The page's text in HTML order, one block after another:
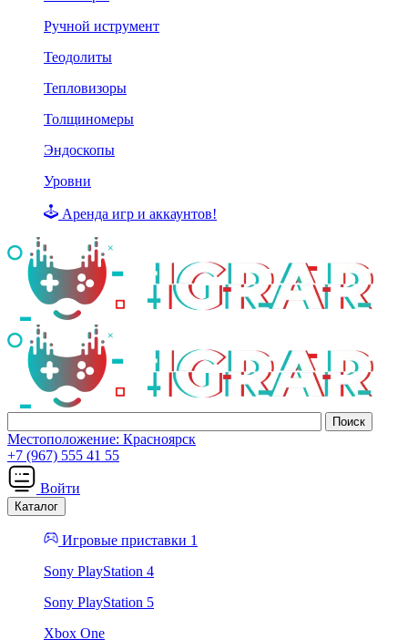
Ручной иструмент
Теодолиты
Тепловизоры
Толщиномеры
Эндоскопы
Уровни
Аренда игр и аккаунтов!
Местоположение: Красноярск
+7 (967) 555 41 55
Войти
Каталог
Игровые приставки 1
Sony PlayStation 4
Sony PlayStation 5
Xbox One